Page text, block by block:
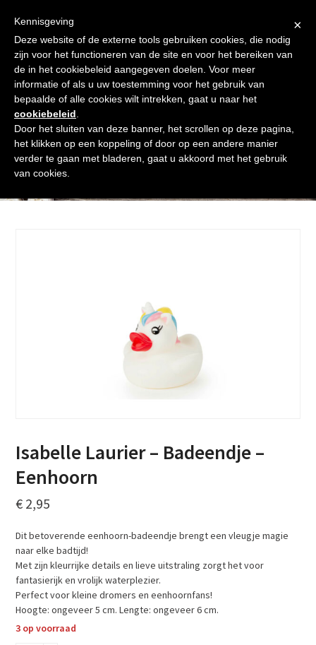
content
Afrekenen
Winkelmand Shop
Open
mobile
menu
Close
mobile
menu
Shop
Isabelle Laurier – Badeendje –
Eenhoorn
€ 2,95
Dit betoverende eenhoorn-badeendje brengt een vleugje magie
naar elke badtijd!
Met zijn kleurrijke details en lieve uitstraling zorgt het voor
fantasierijk en vrolijk waterplezier.
Perfect voor kleine dromers en eenhoornfans!
Hoogte: ongeveer 5 cm. Lengte: ongeveer 6 cm.
3 op voorraad
×
Kennisgeving
Deze website of de externe tools gebruiken cookies, die nodig
zijn voor het functioneren van de site en voor het bereiken van
de in het cookiebeleid aangegeven doelen. Voor meer
informatie of als u uw toestemming voor het gebruik van
bepaalde of alle cookies wilt intrekken, gaat u naar het
cookiebeleid
Door het sluiten van deze banner, het scrollen op deze pagina,
het klikken op een koppeling of door op een andere manier
verder te gaan met bladeren, gaat u akkoord met het gebruik
van cookies.